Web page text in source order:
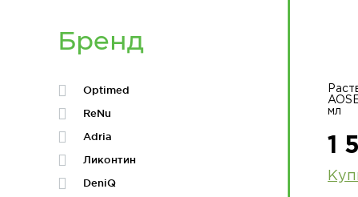
Бренд
Optimed
ReNu
Adria
Ликонтин
DeniQ
мл
1